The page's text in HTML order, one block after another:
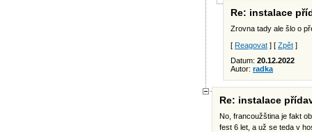
Re: instalace
Zrovna tady ale šlo o
[ Reagovat ] [ Zpět ]
Datum: 20.12.2022
Autor: radka
Re: instalace
No, francoužština je fakt
fest 6 let, a už se teda v